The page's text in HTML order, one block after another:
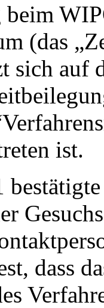
beim
(das
sich auf
ist.
dass